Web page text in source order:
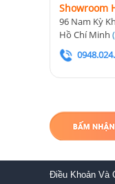
Showroom
96 Nam Kỳ
Hồ Chí Minh (
Điều Khoản Và